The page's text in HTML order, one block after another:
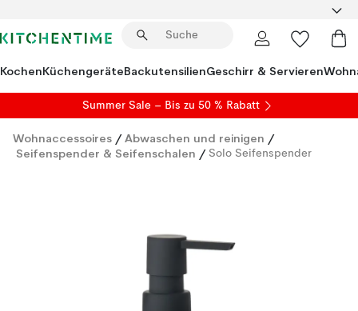
KochenKüchengeräteBackutensilienGeschirr & Servieren
Summer Sale – Bis zu 50 % Rabatt
Wohnaccessoires / Abwaschen und reinigen /
Seifenspender & Seifenschalen / Solo Seifenspender